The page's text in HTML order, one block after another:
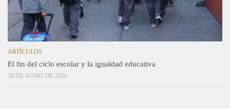
ARTÍCULOS
El fin del ciclo escolar y la igualdad educativa
28 DE JUNIO DE 2026